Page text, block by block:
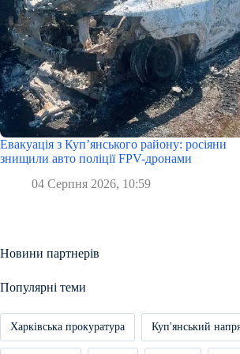
Евакуація з Куп’янського району: росіяни
знищили авто поліції FPV-дронами
04 Серпня 2026, 10:59
Новини партнерів
Популярні теми
Харківська прокуратура Куп'янський